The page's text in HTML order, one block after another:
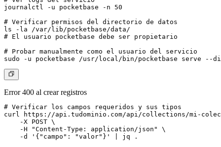
journalctl -u pocketbase -n 50
# Verificar permisos del directorio de datos
ls -la /var/lib/pocketbase/data/
# El usuario pocketbase debe ser propietario
# Probar manualmente como el usuario del servicio
Error 400 al crear registros
# Verificar los campos requeridos y sus tipos
curl https://api.tudominio.com/api/collections/mi-
    -X POST \
    -H "Content-Type: application/json" \
    -d '{"campo": "valor"}' | jq .